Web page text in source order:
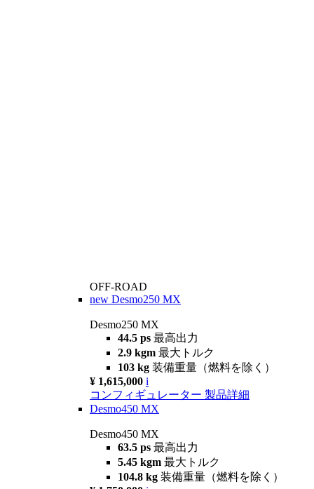
OFF-ROAD
new Desmo250 MX
Desmo250 MX
44.5 ps 最高出力
2.9 kgm 最大トルク
103 kg 装備重量（燃料を除く）
¥ 1,615,000 i
コンフィギュレーター 製品詳細
Desmo450 MX
Desmo450 MX
63.5 ps 最高出力
5.45 kgm 最大トルク
104.8 kg 装備重量（燃料を除く）